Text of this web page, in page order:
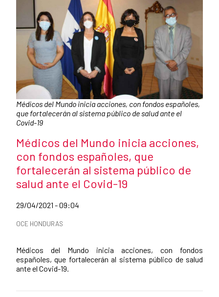
Caption:
Médicos del Mundo inicia acciones, con fondos españoles,
que fortalecerán al sistema público de salud ante el
Covid-19
News title
Médicos del Mundo inicia acciones,
con fondos españoles, que
fortalecerán al sistema público de
salud ante el Covid-19
Date of publication of the news item
29/04/2021 - 09:04
News categories
OCE HONDURAS
Médicos del Mundo inicia acciones, con fondos
españoles, que fortalecerán al sistema público de salud
ante el Covid-19.